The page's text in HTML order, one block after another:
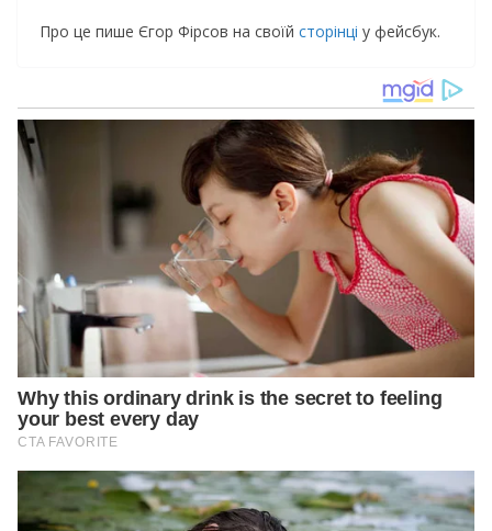
Про це пише Єгор Фірсов на своїй сторінці у фейсбук.